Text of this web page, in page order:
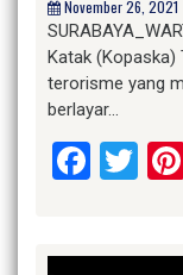
November 26, 2021
Katak (Kopaska)
terorisme yang
berlayar…